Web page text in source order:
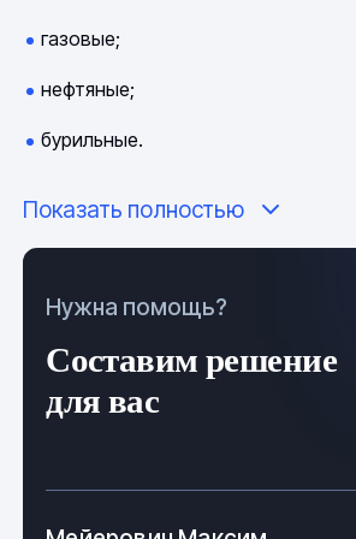
газовые;
нефтяные;
бурильные.
По конструкции делятся на:
раструбные;
безраструбные;
ребристые.
Техническая информация
Показать полностью
Нужна помощь?
Составим решение
для вас